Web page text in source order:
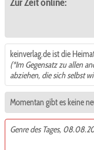
keinverlag.de ist die
(*Im Gegensatz zu allen
abziehen, die sich selbst
Momentan gibt es keine
Genre des Tages,